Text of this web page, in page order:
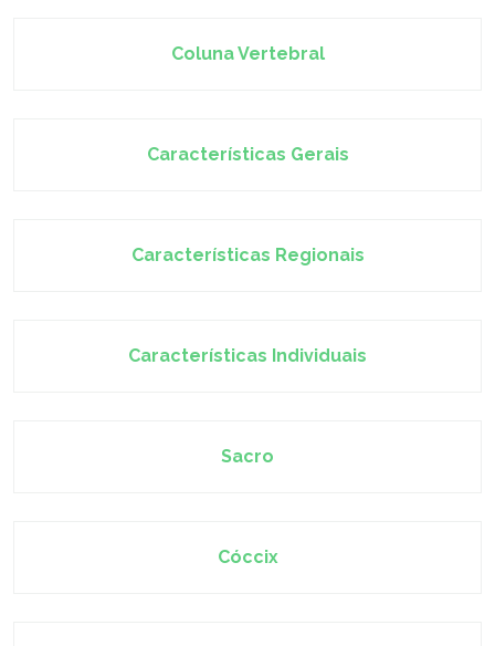
Coluna Vertebral
Características Gerais
Características Regionais
Características Individuais
Sacro
Cóccix